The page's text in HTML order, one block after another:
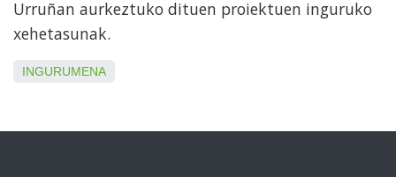
Urruñan aurkeztuko dituen proiektuen inguruko
xehetasunak.
INGURUMENA